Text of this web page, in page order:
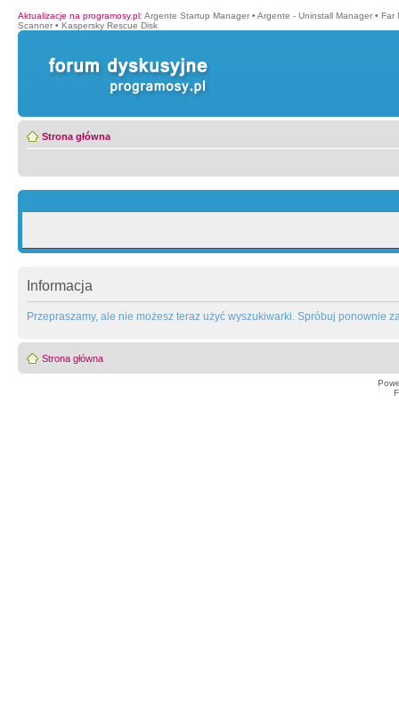
Aktualizacje na programosy.pl: Argente Startup Manager • Argente - Uninstall Manager • Far
Scanner • Kaspersky Rescue Disk
Strona główna
Informacja
Przepraszamy, ale nie możesz teraz użyć wyszukiwarki. Spróbuj ponownie
Strona główna